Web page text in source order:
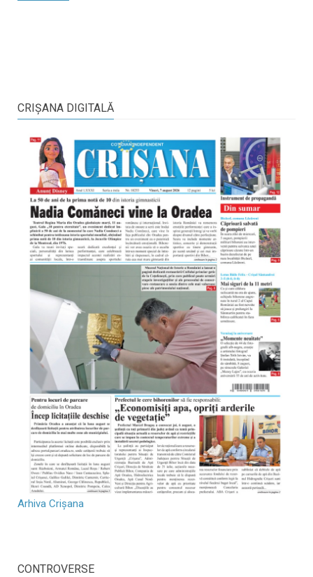
CRIŞANA DIGITALĂ
Arhiva Crișana
CONTROVERSE